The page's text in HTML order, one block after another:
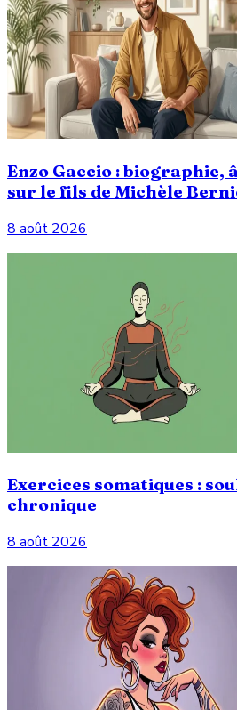
Enzo Gaccio : biographie,
sur le fils de Michèle
8 août 2026
Exercices somatiques :
chronique
8 août 2026